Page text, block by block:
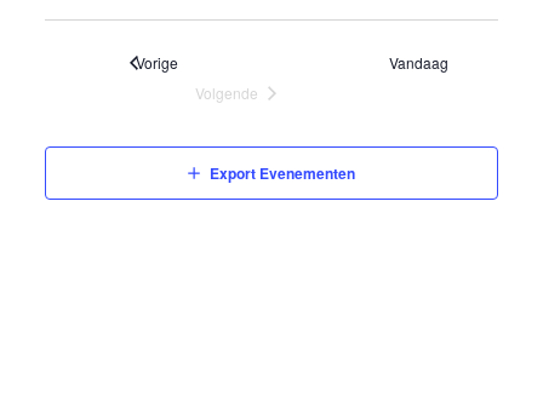
een
VorigeEvenementen
Vandaag
Volgende
Export Evenementen